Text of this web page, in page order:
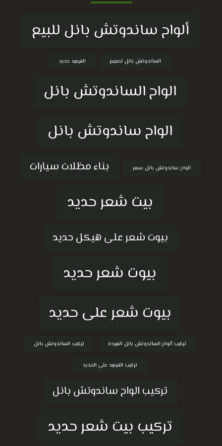
ألواح ساندوتش بانل للبيع
الساندوتش بانل تصنيع القرميد حديد
الواح الساندوتش بانل
الواح ساندوتش بانل
الواح ساندوتش بانل سعر بناء مظلات سيارات
بيت شعر حديد
بيوت شعر على هيكل حديد
بيوت شعر حديد
بيوت شعر على حديد
تركيب ألواح الساندوتش بانل المبردة تركيب الساندوتش بانل
تركيب القرميد على الحديد
تركيب الواح ساندوتش بانل
تركيب بيت شعر حديد